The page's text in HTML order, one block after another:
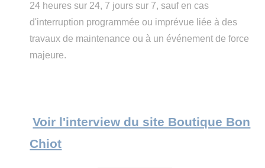
24 heures sur 24, 7 jours sur 7, sauf en cas
d'interruption programmée ou imprévue liée à des
travaux de maintenance ou à un événement de force
majeure.
Voir l'interview du site Boutique Bon
Chiot